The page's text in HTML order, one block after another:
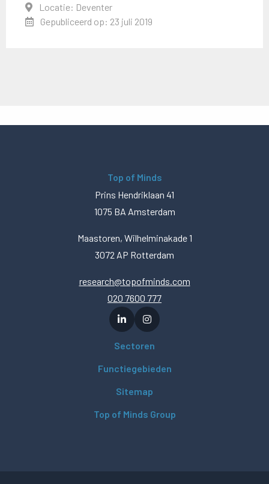
Locatie: Deventer
Gepubliceerd op: 23 juli 2019
Top of Minds
Prins Hendriklaan 41
1075 BA Amsterdam
Maastoren, Wilhelminakade 1
3072 AP Rotterdam
research@topofminds.com
020 7600 777
Sectoren
Functiegebieden
Sitemap
Top of Minds Group